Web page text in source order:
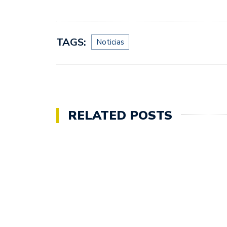
TAGS: Noticias
RELATED POSTS